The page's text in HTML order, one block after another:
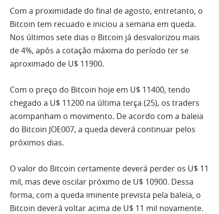
Com a proximidade do final de agosto, entretanto, o
Bitcoin tem recuado e iniciou a semana em queda.
Nos últimos sete dias o Bitcoin já desvalorizou mais
de 4%, após a cotação máxima do período ter se
aproximado de U$ 11900.
Com o preço do Bitcoin hoje em U$ 11400, tendo
chegado a U$ 11200 na última terça (25), os traders
acompanham o movimento. De acordo com a baleia
do Bitcoin JOE007, a queda deverá continuar pelos
próximos dias.
O valor do Bitcoin certamente deverá perder os U$ 11
mil, mas deve oscilar próximo de U$ 10900. Dessa
forma, com a queda iminente prevista pela baleia, o
Bitcoin deverá voltar acima de U$ 11 mil novamente.